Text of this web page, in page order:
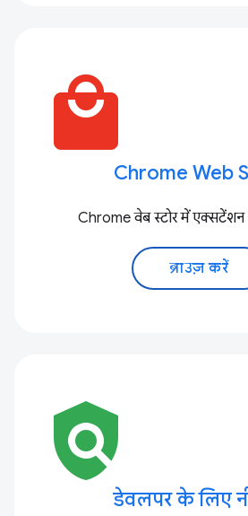
local_mall
Chrome Web
Chrome वेब स्टोर में एक्सटेंशन
ब्राउज़ करें
policy
डेवलपर के लिए